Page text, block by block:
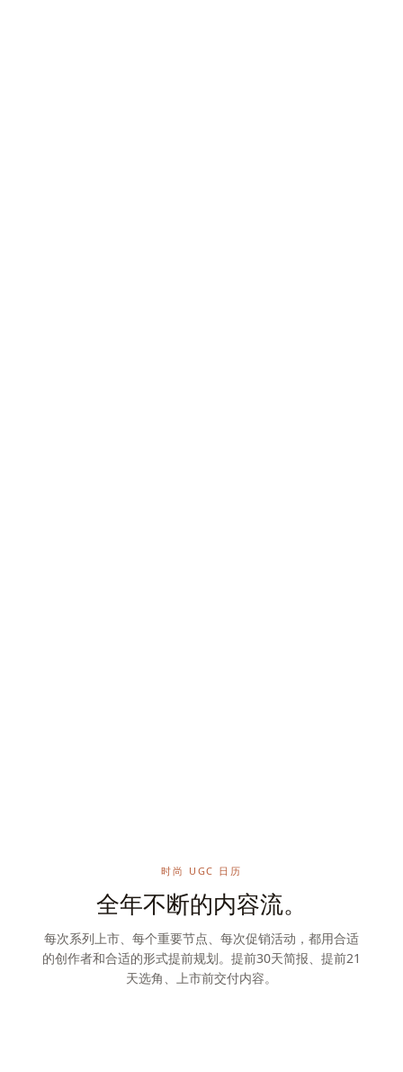
时尚 UGC 日历
全年不断的内容流。
每次系列上市、每个重要节点、每次促销活动，都用合适
的创作者和合适的形式提前规划。提前30天简报、提前21
天选角、上市前交付内容。